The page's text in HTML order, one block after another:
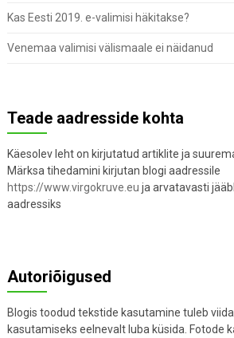
Kas Eesti 2019. e-valimisi häkitakse?
Venemaa valimisi välismaale ei näidanud
Teade aadresside kohta
Käesolev leht on kirjutatud artiklite ja
Märksa tihedamini kirjutan blogi aadressile
https://www.virgokruve.eu ja arvatavasti
aadressiks
Autoriõigused
Blogis toodud tekstide kasutamine tuleb
kasutamiseks eelnevalt luba küsida. Fotode